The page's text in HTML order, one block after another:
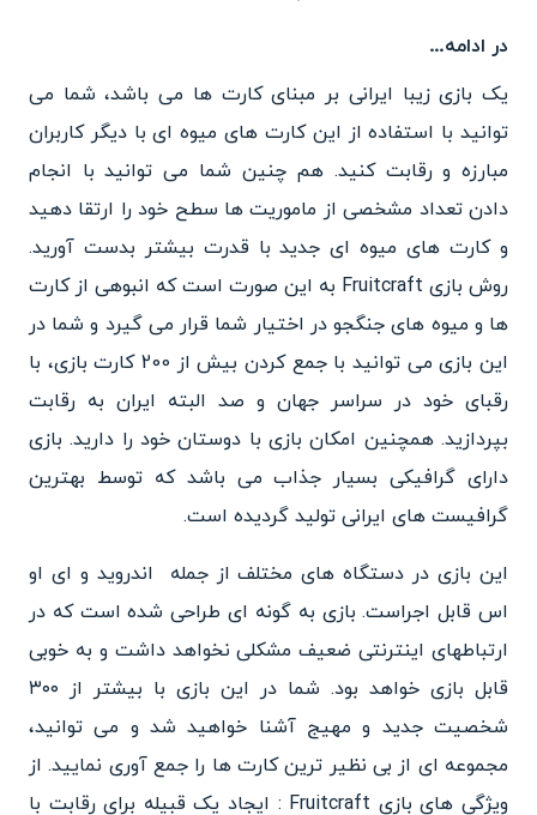
در ادامه…
یک بازی زیبا ایرانی بر مبنای کارت ها می باشد، شما می
توانید با استفاده از این کارت های میوه ای با دیگر کاربران
مبارزه و رقابت کنید. هم چنین شما می توانید با انجام
دادن تعداد مشخصی از ماموریت ها سطح خود را ارتقا دهید
و کارت های میوه ای جدید با قدرت بیشتر بدست آورید.
روش بازی Fruitcraft به این صورت است که انبوهی از کارت
ها و میوه های جنگجو در اختیار شما قرار می گیرد و شما در
این بازی می توانید با جمع کردن بیش از 200 کارت بازی، با
رقبای خود در سراسر جهان و صد البته ایران به رقابت
بپردازید. همچنین امکان بازی با دوستان خود را دارید. بازی
دارای گرافیکی بسیار جذاب می باشد که توسط بهترین
گرافیست های ایرانی تولید گردیده است.
این بازی در دستگاه های مختلف از جمله اندروید و ای او
اس قابل اجراست. بازی به گونه ای طراحی شده است که در
ارتباطهای اینترنتی ضعیف مشکلی نخواهد داشت و به خوبی
قابل بازی خواهد بود. شما در این بازی با بیشتر از ۳۰۰
شخصیت جدید و مهیج آشنا خواهید شد و می توانید،
مجموعه ای از بی نظیر ترین کارت ها را جمع آوری نمایید. از
ویژگی های بازی Fruitcraft : ایجاد یک قبیله برای رقابت با